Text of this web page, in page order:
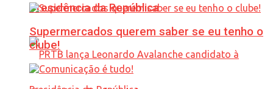
Presidência da República
Supermercados querem saber se eu tenho o
clube!